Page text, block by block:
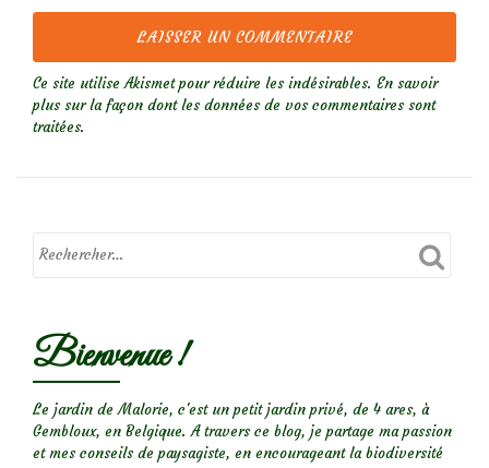
Ce site utilise Akismet pour réduire les indésirables. En savoir
plus sur la façon dont les données de vos commentaires sont
traitées.
Bienvenue !
Le jardin de Malorie, c'est un petit jardin privé, de 4 ares, à
Gembloux, en Belgique. A travers ce blog, je partage ma passion
et mes conseils de paysagiste, en encourageant la biodiversité